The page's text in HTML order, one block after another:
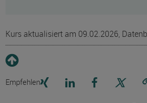
Kurs aktualisiert am 09.02.2026,
Empfehlen